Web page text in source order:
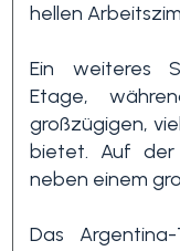
hellen
Ein weiteres
Etage,
großzügigen,
bietet. Auf der
neben einem
Das
Aufzug
Schwimmbad